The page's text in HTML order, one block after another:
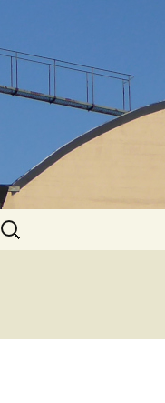
Suchen
nach: